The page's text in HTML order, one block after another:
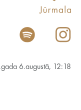
6.augustā, 12:18